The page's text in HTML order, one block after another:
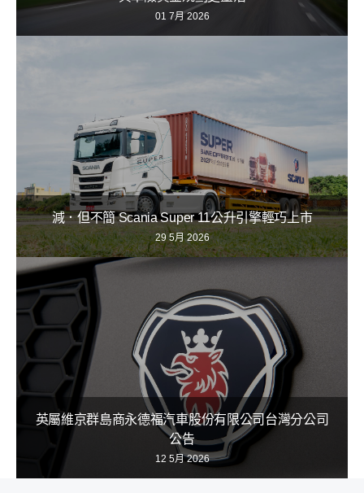
01 7月 2026
減．但不簡 Scania Super 11公升引擎輕巧上市
29 5月 2026
英屬維京群島商永德福汽車股份有限公司台灣分公司
公告
12 5月 2026